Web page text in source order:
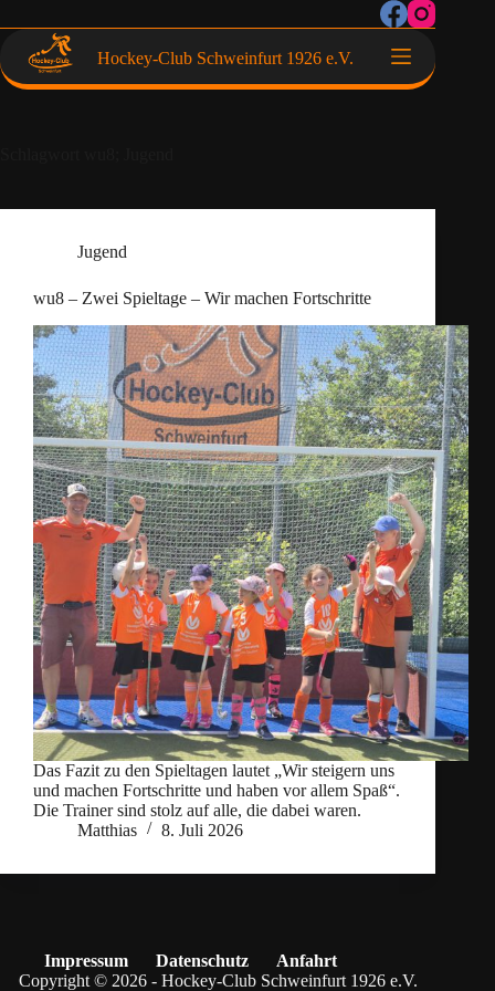
Hockey-Club Schweinfurt 1926 e.V.
Jugend
wu8 – Zwei Spieltage – Wir machen Fortschritte
Das Fazit zu den Spieltagen lautet „Wir steigern uns
und machen Fortschritte und haben vor allem Spaß“.
Die Trainer sind stolz auf alle, die dabei waren.
Matthias
8. Juli 2026
Impressum Datenschutz
Anfahrt
Copyright © 2026 - Hockey-Club Schweinfurt 1926 e.V.